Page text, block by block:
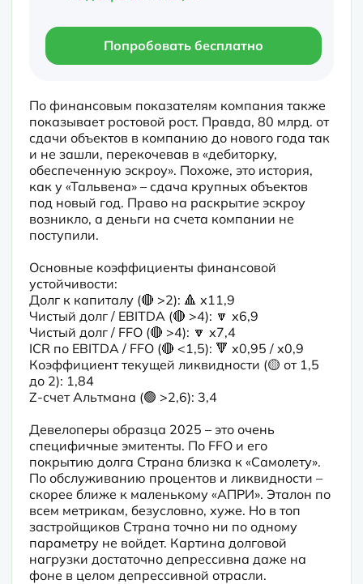
Попробовать бесплатно
По финансовым показателям компания также
показывает ростовой рост. Правда, 80 млрд. от
сдачи объектов в компанию до нового года так
и не зашли, перекочевав в «дебиторку,
обеспеченную эскроу». Похоже, это история,
как у «Тальвена» – сдача крупных объектов
под новый год. Право на раскрытие эскроу
возникло, а деньги на счета компании не
поступили.
Основные коэффициенты финансовой
устойчивости:
Долг к капиталу (🔴 >2): 🔺 х11,9
Чистый долг / EBITDA (🔴 >4): 🔽 х6,9
Чистый долг / FFO (🔴 >4): 🔽 х7,4
ICR по EBITDA / FFO (🔴 <1,5): 🔻 х0,95 / х0,9
Коэффициент текущей ликвидности (🟡 от 1,5
до 2): 1,84
Z-счет Альтмана (🟢 >2,6): 3,4
Девелоперы образца 2025 – это очень
специфичные эмитенты. По FFO и его
покрытию долга Страна близка к «Самолету».
По обслуживанию процентов и ликвидности –
скорее ближе к маленькому «АПРИ». Эталон по
всем метрикам, безусловно, хуже. Но в топ
застройщиков Страна точно ни по одному
параметру не войдет. Картина долговой
нагрузки достаточно депрессивна даже на
фоне в целом депрессивной отрасли.